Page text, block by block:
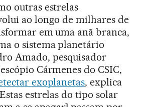
outras estrelas
ao longo de milhares de
em uma anã branca,
o sistema planetário
Amado, pesquisador
Cármenes do CSIC,
exoplanetas, explica
estrelas do tipo solar